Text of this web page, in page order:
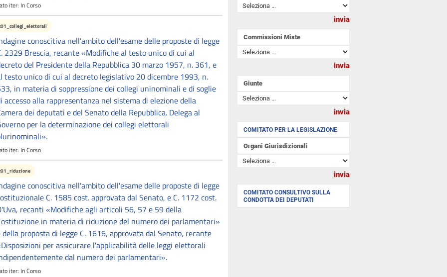
iter: In Corso
conoscitiva nell'ambito dell'esame delle proposte di legge
2329 Brescia, recante «Modifiche al testo unico di cui al
del Presidente della Repubblica 30 marzo 1957, n. 361, e
testo unico di cui al decreto legislativo 20 dicembre 1993, n.
in materia di soppressione dei collegi uninominali e di soglie
accesso alla rappresentanza nel sistema di elezione della
dei deputati e del Senato della Repubblica. Delega al
per la determinazione dei collegi elettorali
iter: In Corso
conoscitiva nell'ambito dell'esame delle proposte di legge
C. 1585 cost. approvata dal Senato, e C. 1172 cost.
recanti «Modifiche agli articoli 56, 57 e 59 della
in materia di riduzione del numero dei parlamentari»
della proposta di legge C. 1616, approvata dal Senato, recante
per assicurare l'applicabilità delle leggi elettorali
dal numero dei parlamentari».
iter: In Corso
Commissioni Miste
Giunte
COMITATO PER LA LEGISLAZIONE
Organi Giurisdizionali
COMITATO CONSULTIVO SULLA
CONDOTTA DEI DEPUTATI